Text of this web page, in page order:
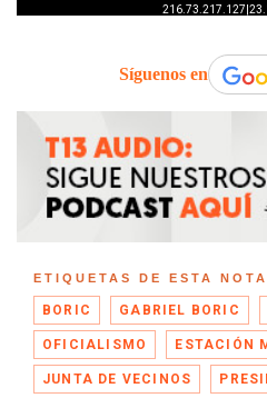
Síguenos en
ETIQUETAS DE ESTA NOTA
BORIC GABRIEL BORIC
OFICIALISMO ESTACIÓN
JUNTA DE VECINOS